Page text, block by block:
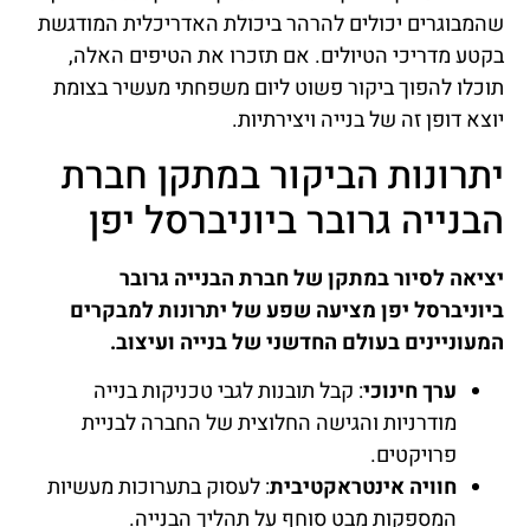
שהמבוגרים יכולים להרהר ביכולת האדריכלית המודגשת
בקטע מדריכי הטיולים. אם תזכרו את הטיפים האלה,
תוכלו להפוך ביקור פשוט ליום משפחתי מעשיר בצומת
יוצא דופן זה של בנייה ויצירתיות.
יתרונות הביקור במתקן חברת
הבנייה גרובר ביוניברסל יפן
יציאה לסיור במתקן של חברת הבנייה גרובר
ביוניברסל יפן מציעה שפע של יתרונות למבקרים
המעוניינים בעולם החדשני של בנייה ועיצוב.
ערך חינוכי: קבל תובנות לגבי טכניקות בנייה
מודרניות והגישה החלוצית של החברה לבניית
פרויקטים.
חוויה אינטראקטיבית: לעסוק בתערוכות מעשיות
המספקות מבט סוחף על תהליך הבנייה.